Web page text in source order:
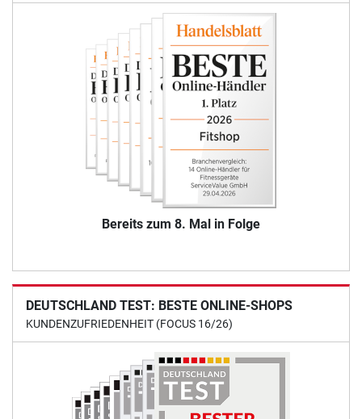
Bereits zum 8. Mal in Folge
DEUTSCHLAND TEST: BESTE ONLINE-SHOPS
KUNDENZUFRIEDENHEIT (FOCUS 16/26)